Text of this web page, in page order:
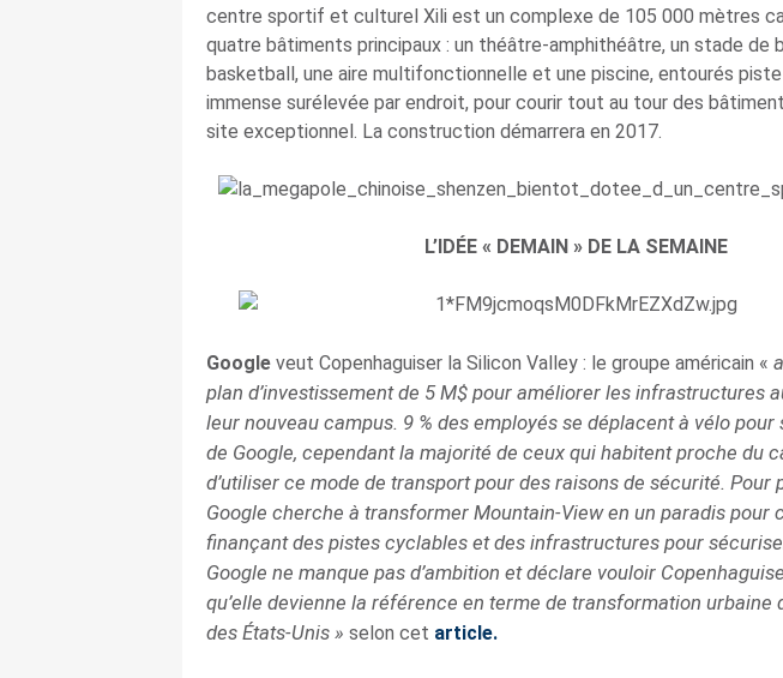
centre sportif et culturel Xili est un complexe de 105 000 mètres
quatre bâtiments principaux : un théâtre-amphithéâtre, un stade de
basketball, une aire multifonctionnelle et une piscine, entourés
immense surélevée par endroit, pour courir tout au tour des
site exceptionnel. La construction démarrera en 2017.
L’IDÉE « DEMAIN » DE LA SEMAINE
Google veut Copenhaguiser la Silicon Valley : le groupe américain «
plan d’investissement de 5 M$ pour améliorer les infrastructures
leur nouveau campus. 9 % des employés se déplacent à vélo pour
de Google, cependant la majorité de ceux qui habitent proche du
d’utiliser ce mode de transport pour des raisons de sécurité. Pour
Google cherche à transformer Mountain-View en un paradis pour
finançant des pistes cyclables et des infrastructures pour
Google ne manque pas d’ambition et déclare vouloir
qu’elle devienne la référence en terme de transformation urbaine
des États-Unis » selon cet article.